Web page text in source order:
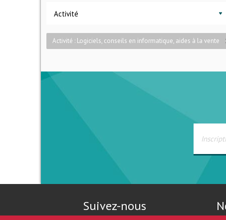
Activité
Activité : Logiciels, conseils en informatique, aides à la vente
Suivez-nous